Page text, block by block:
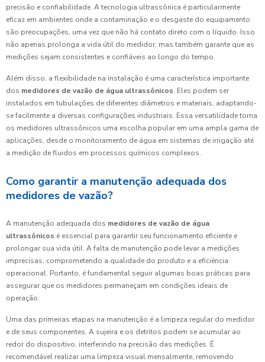
precisão e confiabilidade. A tecnologia ultrassônica é particularmente
eficaz em ambientes onde a contaminação e o desgaste do equipamento
são preocupações, uma vez que não há contato direto com o líquido. Isso
não apenas prolonga a vida útil do medidor, mas também garante que as
medições sejam consistentes e confiáveis ao longo do tempo.
Além disso, a flexibilidade na instalação é uma característica importante
dos medidores de vazão de água ultrassônicos. Eles podem ser
instalados em tubulações de diferentes diâmetros e materiais, adaptando-
se facilmente a diversas configurações industriais. Essa versatilidade torna
os medidores ultrassônicos uma escolha popular em uma ampla gama de
aplicações, desde o monitoramento de água em sistemas de irrigação até
a medição de fluidos em processos químicos complexos.
Como garantir a manutenção adequada dos
medidores de vazão?
A manutenção adequada dos medidores de vazão de água
ultrassônicos é essencial para garantir seu funcionamento eficiente e
prolongar sua vida útil. A falta de manutenção pode levar a medições
imprecisas, comprometendo a qualidade do produto e a eficiência
operacional. Portanto, é fundamental seguir algumas boas práticas para
assegurar que os medidores permaneçam em condições ideais de
operação.
Uma das primeiras etapas na manutenção é a limpeza regular do medidor
e de seus componentes. A sujeira e os detritos podem se acumular ao
redor do dispositivo, interferindo na precisão das medições. É
recomendável realizar uma limpeza visual mensalmente, removendo